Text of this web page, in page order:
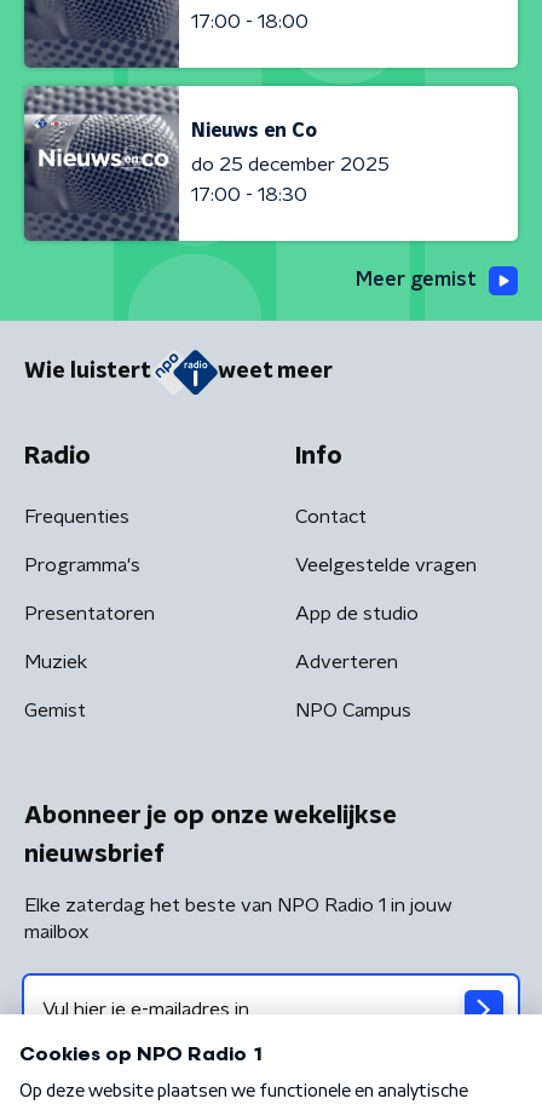
17:00 - 18:00
Nieuws en Co
do 25 december 2025
17:00 - 18:30
Meer gemist
Wie luistert weet meer
Radio
Frequenties
Programma's
Presentatoren
Muziek
Gemist
Info
Contact
Veelgestelde vragen
App de studio
Adverteren
NPO Campus
Abonneer je op onze wekelijkse
nieuwsbrief
Elke zaterdag het beste van NPO Radio 1 in jouw
mailbox